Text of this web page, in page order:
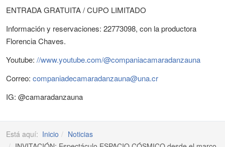
ENTRADA GRATUITA / CUPO LIMITADO
Información y reservaciones: 22773098, con la productora
Florencia Chaves.
Youtube: //www.youtube.com/@companiacamaradanzauna
Correo: companiadecamaradanzauna@una.cr
IG: @camaradanzauna
Está aquí: Inicio
Noticias